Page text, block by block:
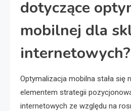
dotyczące
mobilnej dla
internetowych?
Optymalizacja mobilna stała się
elementem strategii
internetowych ze względu na